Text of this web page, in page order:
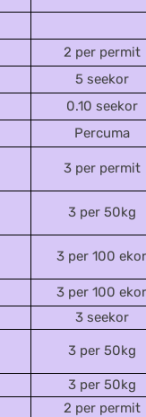
2 per permit
5 seekor
0.10 seekor
Percuma
3 per permit
3 per 50kg
3 per 100 ekor
3 per 100 ekor
3 seekor
3 per 50kg
3 per 50kg
2 per permit